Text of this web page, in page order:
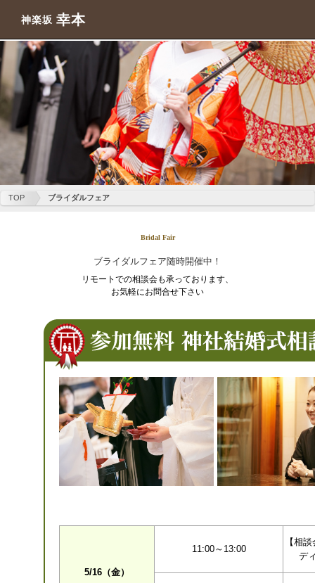
神楽坂 幸本
TOP ブライダルフェア
Bridal Fair
ブライダルフェア随時開催中！
リモートでの相談会も承っております、
お気軽にお問合せ下さい
5/16（金）
11:00～13:00
【相
デ